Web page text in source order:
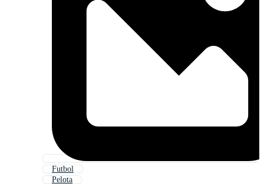
Futbol
Pelota